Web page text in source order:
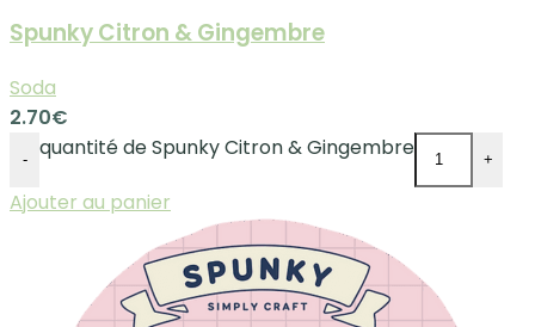
Spunky Citron & Gingembre
Soda
2.70€
- quantité de Spunky Citron & Gingembre +
Ajouter au panier